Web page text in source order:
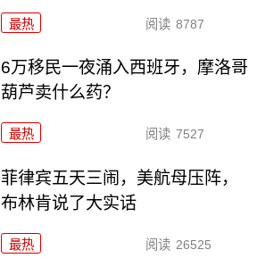
最热 阅读 8787
6万移民一夜涌入西班牙，摩洛哥
葫芦卖什么药？
最热 阅读 7527
菲律宾五天三闹，美航母压阵，
布林肯说了大实话
最热 阅读 26525